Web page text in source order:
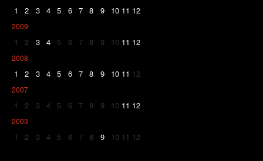
1 2 3 4 5 6 7 8 9 10 11 12
2009
1 2 3 4 5 6 7 8 9 10 11 12
2008
1 2 3 4 5 6 7 8 9 10 11 12
2007
1 2 3 4 5 6 7 8 9 10 11 12
2003
1 2 3 4 5 6 7 8 9 10 11 12